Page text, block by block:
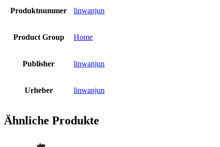
Produktnummer linwanjun
Product Group Home
Publisher linwanjun
Urheber linwanjun
Ähnliche Produkte